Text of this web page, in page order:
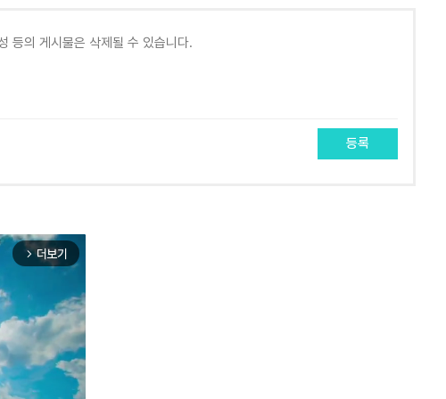
등록
arrow_forward_ios 더보기